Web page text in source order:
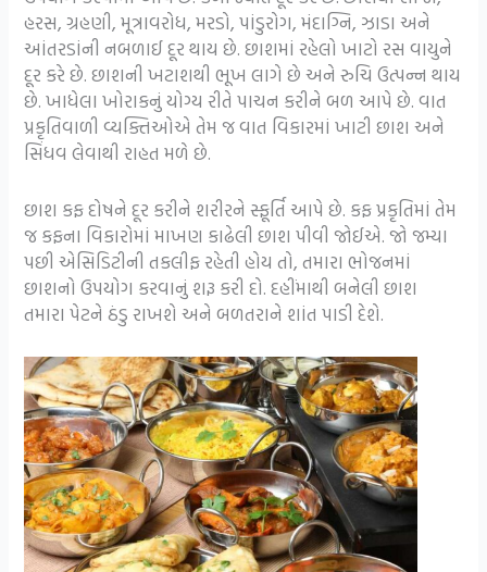
હરસ, ગ્રહણી, મૂત્રાવરોધ, મરડો, પાંડુરોગ, મંદાગ્નિ, ઝાડા અને
આંતરડાંની નબળાઈ દૂર થાય છે. છાશમાં રહેલો ખાટો રસ વાયુને
દૂર કરે છે. છાશની ખટાશથી ભૂખ લાગે છે અને રુચિ ઉત્પન્ન થાય
છે. ખાધેલા ખોરાકનું યોગ્ય રીતે પાચન કરીને બળ આપે છે. વાત
પ્રકૃતિવાળી વ્યક્તિઓએ તેમ જ વાત વિકારમાં ખાટી છાશ અને
સિંધવ લેવાથી રાહત મળે છે.
છાશ કફ દોષને દૂર કરીને શરીરને સ્ફૂર્તિ આપે છે. કફ પ્રકૃતિમાં તેમ
જ કફના વિકારોમાં માખણ કાઢેલી છાશ પીવી જોઈએ. જો જમ્યા
પછી એસિડિટીની તકલીફ રહેતી હોય તો, તમારા ભોજનમાં
છાશનો ઉપયોગ કરવાનું શરૂ કરી દો. દહીંમાથી બનેલી છાશ
તમારા પેટને ઠંડુ રાખશે અને બળતરાને શાંત પાડી દેશે.